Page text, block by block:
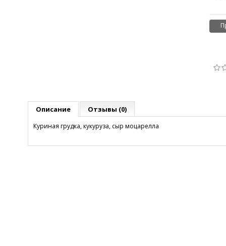
Описание Отзывы (0)
Куриная грудка, кукуруза, сыр моцарелла